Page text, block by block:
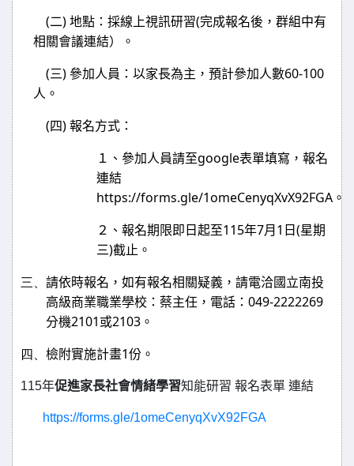
(二) 地點：採線上視訊研習(完成報名後，群組中有
相關會議連結）。
(三) 參加人員：以家長為主，預計參加人數60-100
人。
(四) 報名方式：
１、 參加人員請至google表單填寫，報名
連結
https://forms.gle/1omeCenyqXvX92FGA 。
２、報名期限即日起至115年7月 1 日 (星期
三)截止。
三、
請依時報名，如有報名相關疑義，請電洽國立南投
高級商業職業學校：蔡主任，電話： 049-2222269
分機2101 或2103 。
四、 檢附實施計畫1份。
115年促進家長社會情緒學習知能研習 報名表單 連結
https://forms.gle/1omeCenyqXvX92FGA